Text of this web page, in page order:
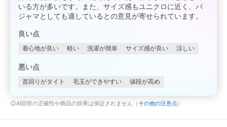
いる方が多いです。また、サイズ感もユニクロに近く、パ
ジャマとしても適しているとの意見が寄せられています。
良い点
着心地が良い 軽い 洗濯が簡単 サイズ感が良い 涼しい
悪い点
首回りがタイト 毛玉ができやすい 値段が高め
AI回答の正確性や商品の効果は保証されません（ その他の注意点 ）